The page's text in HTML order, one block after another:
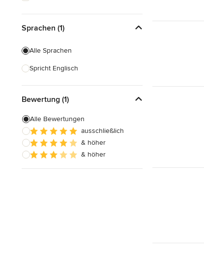
Sprachen (1)
Alle Sprachen
Spricht Englisch
Bewertung (1)
Alle Bewertungen
ausschließlich
& höher
& höher